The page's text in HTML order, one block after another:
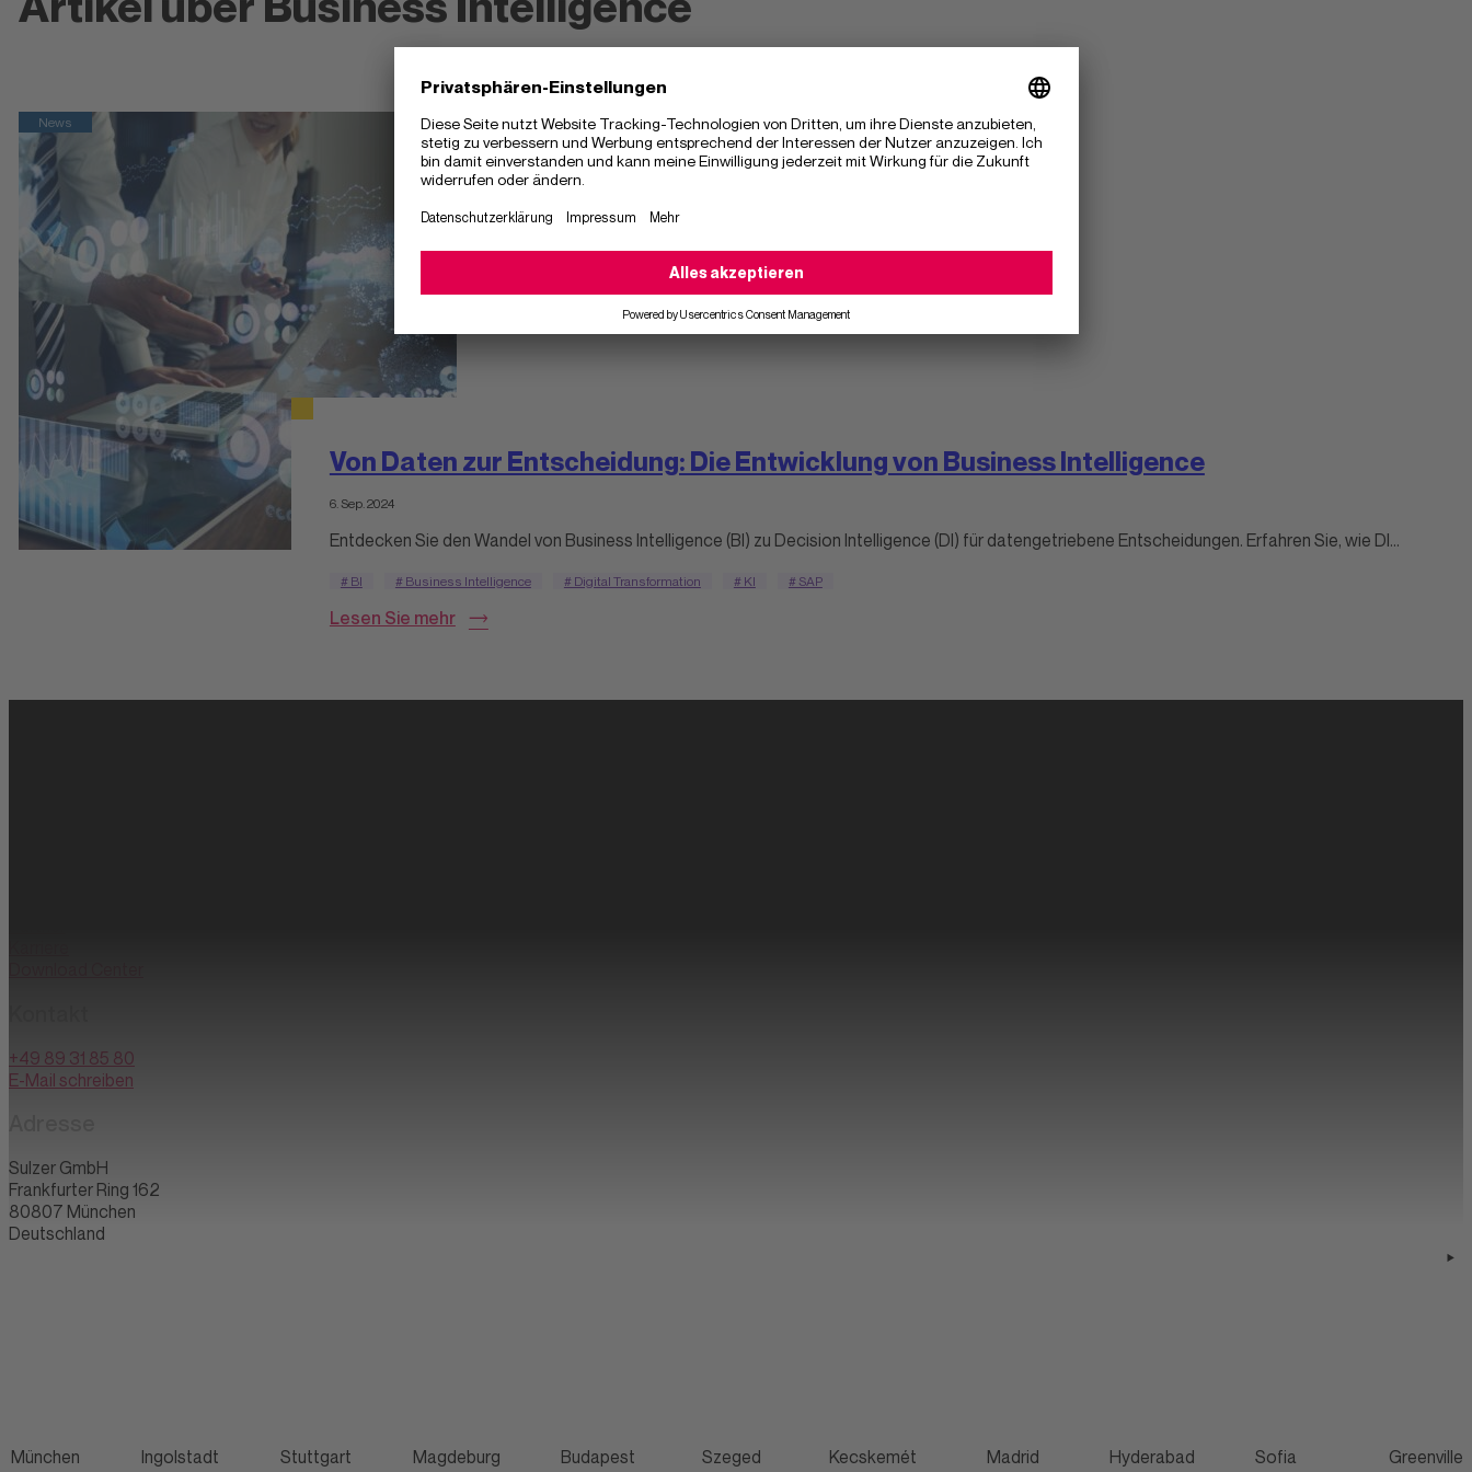
News
Von Daten zur Entscheidung: Die Entwicklung von Business Intelligence
6. Sep. 2024
Entdecken Sie den Wandel von Business Intelligence (BI) zu Decision Intelligence (DI) für datengetriebene Entscheidungen. Erfahren Sie, wie DI...
# BI # Business Intelligence # Digital Transformation # KI # SAP
Lesen Sie mehr
+49 89 31 85 80
E-Mail schreiben
Sulzer GmbH
Frankfurter Ring 162
80807 München
Deutschland
München Ingolstadt Stuttgart Magdeburg Budapest Szeged Kecskemét Madrid Hyderabad Sofia Greenville